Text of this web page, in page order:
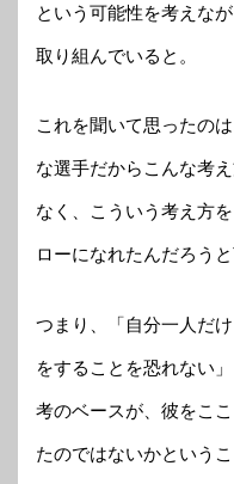
という可能性を考えな
取り組んでいると。
これを聞いて思ったの
な選手だからこんな考
なく、こういう考え方
ローになれたんだろうと
つまり、「自分一人だ
をすることを恐れない
考のベースが、彼をこ
たのではないかというこ